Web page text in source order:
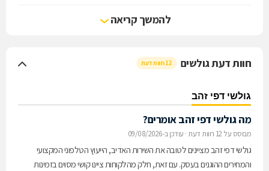
עבור כל לקוחותיו הפרטיים, העסקיים והמוסדיים, ומאפשר לכם להפוך את
המקום שלכם לכזה שכיף לשהות בו. לקבלת הצעת מחיר הוגנת ועוד
להמשך קריאה
חוות דעת גולשים 12 חוות דעת
גולשי דפי זהב
מה גולשי דפי זהב אומרים?
מבוסס על 12 חוות דעת · עודכן ב-09/08/2026
גולשי דפי זהב מציינים לטובה את השירות האדיב, הייעוץ הטלפוני המקצועי
והמחירים ההוגנים בעסק. עם זאת, חלק מהלקוחות ציינו קושי מסוים בזמינות